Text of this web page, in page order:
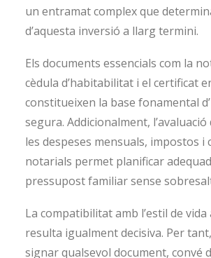
un entramat complex que
d’aquesta inversió a llarg termini.
Els documents essencials com la
cèdula d’habitabilitat i el certificat
constitueixen la base fonamental
segura. Addicionalment, l’avaluació
les despeses mensuals, impostos i
notarials permet planificar
pressupost familiar sense
La compatibilitat amb l’estil de
resulta igualment decisiva. Per
signar qualsevol document, convé